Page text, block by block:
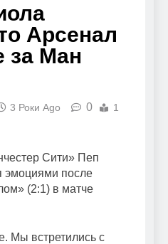
Арсенал
за Ман
3 Роки Ago 0
1
Сити» Пеп
эмоциями после
(2:1) в матче
Мы встретились с